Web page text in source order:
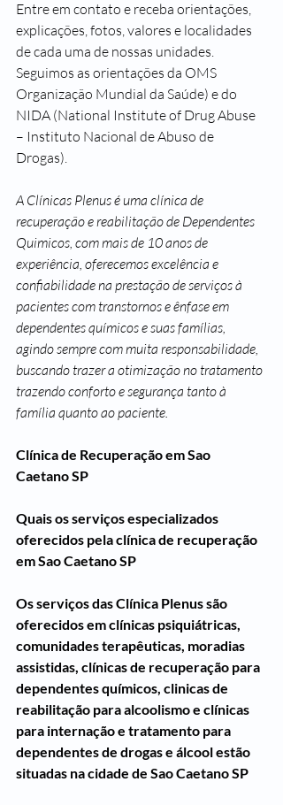
Entre em contato e receba orientações,
explicações, fotos, valores e localidades
de cada uma de nossas unidades.
Seguimos as orientações da OMS
Organização Mundial da Saúde) e do
NIDA (National Institute of Drug Abuse
– Instituto Nacional de Abuso de
Drogas).
A Clínicas Plenus é uma clínica de
recuperação e reabilitação de Dependentes
Quimicos, com mais de 10 anos de
experiência, oferecemos excelência e
confiabilidade na prestação de serviços à
pacientes com transtornos e ênfase em
dependentes químicos e suas famílias,
agindo sempre com muita responsabilidade,
buscando trazer a otimização no tratamento
trazendo conforto e segurança tanto à
família quanto ao paciente.
Clínica de Recuperação em Sao
Caetano SP
Quais os serviços especializados
oferecidos pela clínica de recuperação
em Sao Caetano SP
Os serviços das Clínica Plenus são
oferecidos em clínicas psiquiátricas,
comunidades terapêuticas, moradias
assistidas, clínicas de recuperação para
dependentes químicos, clinicas de
reabilitação para alcoolismo e clínicas
para internação e tratamento para
dependentes de drogas e álcool estão
situadas na cidade de Sao Caetano SP